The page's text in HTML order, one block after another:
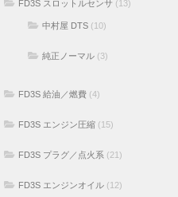
FD3S スロットルセンサ (13)
中村屋 DTS (10)
純正ノーマル (3)
FD3S 給油／燃費 (4)
FD3S エンジン圧縮 (15)
FD3S プラグ／点火系 (21)
FD3S エンジンオイル (12)